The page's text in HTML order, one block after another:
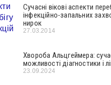
Сучасні вікові аспекти
інфекційно-запальних
нирок
27.03.2014
Хвороба Альцгеймера:
можливості діагностики і
23.09.2024